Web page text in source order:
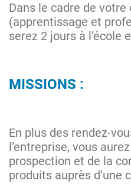
Dans le cadre de votre
(apprentissage et
serez 2 jours à l’école
MISSIONS :
En plus des rendez-
l’entreprise, vous
prospection et de la
produits auprès d’une